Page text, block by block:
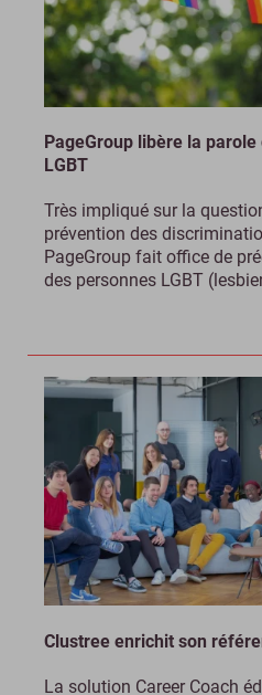
PageGroup libère la
LGBT
Très impliqué sur la
prévention des
PageGroup fait office de
des personnes LGBT
Clustree enrichit son
La solution Career Coach